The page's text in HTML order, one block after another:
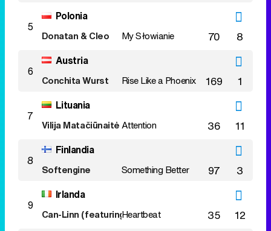
5
Polonia
Donatan & Cleo My Słowianie 70 8
6
Austria
Conchita Wurst Rise Like a Phoenix 169 1
7
Lituania
Vilija MatačiūnaitėAttention 36 11
8
Finlandia
Softengine Something Better 97 3
9
Irlanda
Can-Linn (featuring Kasey Smith)
Heartbeat 35 12